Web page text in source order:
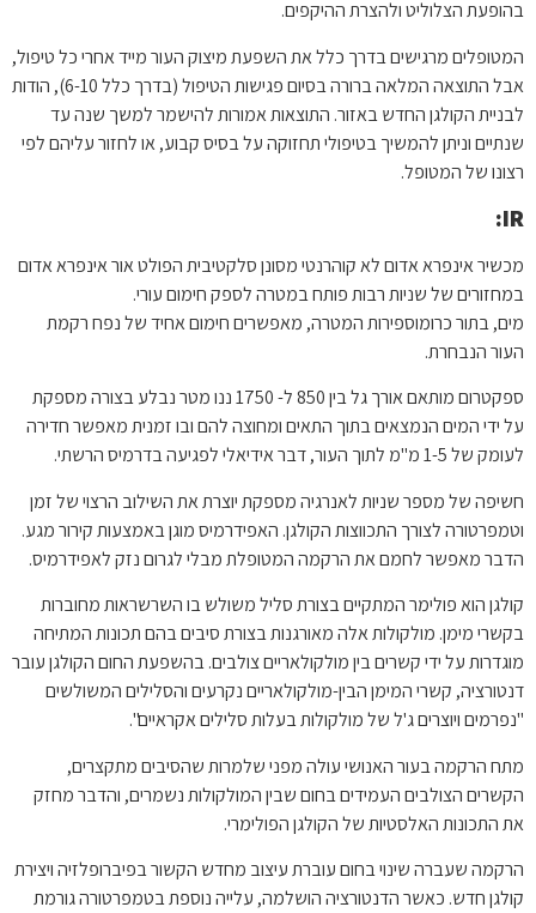
בהופעת הצלוליט ולהצרת ההיקפים.
המטופלים מרגישים בדרך כלל את השפעת מיצוק העור מייד אחרי כל טיפול,
אבל התוצאה המלאה ברורה בסיום פגישות הטיפול (בדרך כלל 6-10), הודות
לבניית הקולגן החדש באזור. התוצאות אמורות להישמר למשך שנה עד
שנתיים וניתן להמשיך בטיפולי תחזוקה על בסיס קבוע, או לחזור עליהם לפי
רצונו של המטופל.
IR:
מכשיר אינפרא אדום לא קוהרנטי מסונן סלקטיבית הפולט אור אינפרא אדום
במחזורים של שניות רבות פותח במטרה לספק חימום עורי.
מים, בתור כרומוספירות המטרה, מאפשרים חימום אחיד של נפח רקמת
העור הנבחרת.
ספקטרום מותאם אורך גל בין 850 ל- 1750 ננו מטר נבלע בצורה מספקת
על ידי המים הנמצאים בתוך התאים ומחוצה להם ובו זמנית מאפשר חדירה
לעומק של 1-5 מ"מ לתוך העור, דבר אידיאלי לפגיעה בדרמיס הרשתי.
חשיפה של מספר שניות לאנרגיה מספקת יוצרת את השילוב הרצוי של זמן
וטמפרטורה לצורך התכווצות הקולגן. האפידרמיס מוגן באמצעות קירור מגע.
הדבר מאפשר לחמם את הרקמה המטופלת מבלי לגרום נזק לאפידרמיס.
קולגן הוא פולימר המתקיים בצורת סליל משולש בו השרשראות מחוברות
בקשרי מימן. מולקולות אלה מאורגנות בצורת סיבים בהם תכונות המתיחה
מוגדרות על ידי קשרים בין מולקולאריים צולבים. בהשפעת החום הקולגן עובר
דנטורציה, קשרי המימן הבין-מולקולאריים נקרעים והסלילים המשולשים
"נפרמים ויוצרים ג'ל של מולקולות בעלות סלילים אקראיים".
מתח הרקמה בעור האנושי עולה מפני שלמרות שהסיבים מתקצרים,
הקשרים הצולבים העמידים בחום שבין המולקולות נשמרים, והדבר מחזק
את התכונות האלסטיות של הקולגן הפולימרי.
הרקמה שעברה שינוי בחום עוברת עיצוב מחדש הקשור בפיברופלזיה ויצירת
קולגן חדש. כאשר הדנטורציה הושלמה, עלייה נוספת בטמפרטורה גורמת